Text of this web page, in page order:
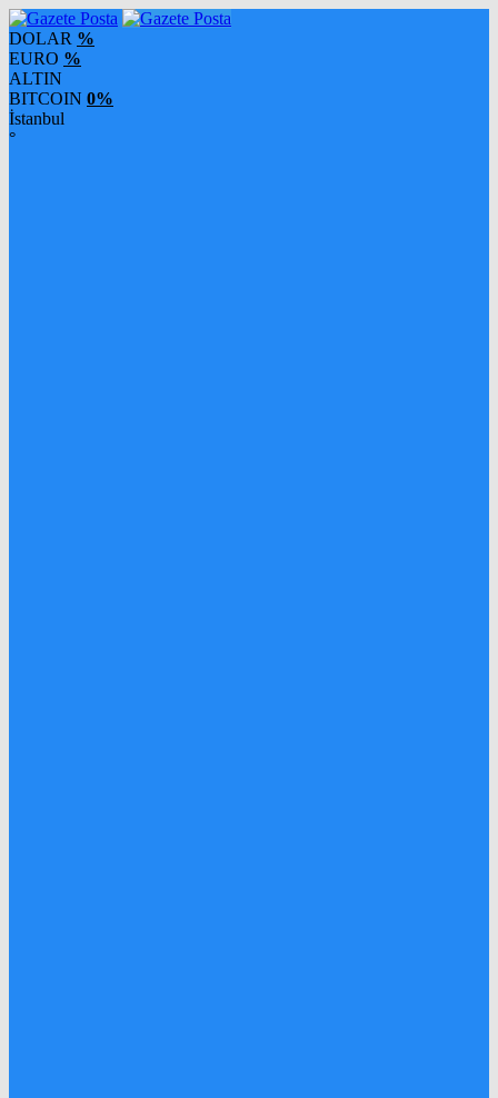
DOLAR %
EURO %
ALTIN
BITCOIN 0%
İstanbul
°